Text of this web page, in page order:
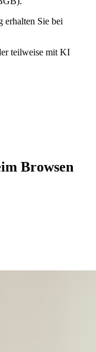
erhalten Sie bei
teilweise mit KI
Browsen